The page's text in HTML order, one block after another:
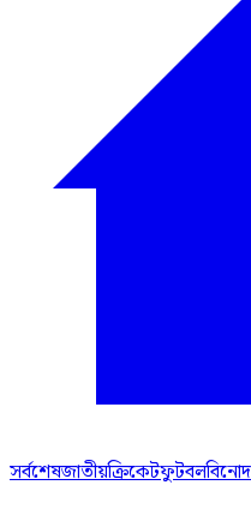
সর্বশেষজাতীয়ক্রিকেটফুটবল